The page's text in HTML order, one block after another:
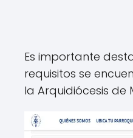
Es importante
requisitos se
la Arquidiócesis de